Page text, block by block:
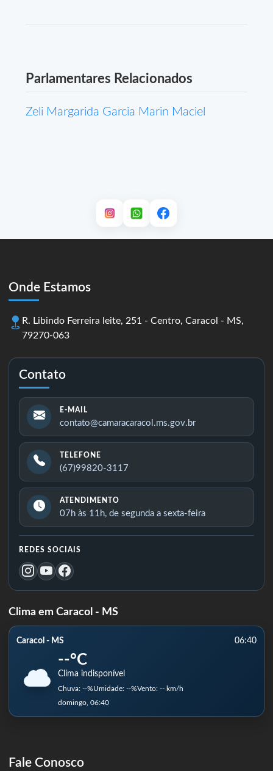
Parlamentares Relacionados
Zeli Margarida Garcia Marin Maciel
Onde Estamos
R. Libindo Ferreira leite, 251 - Centro, Caracol - MS,
79270-063
Contato
E-MAIL
contato@camaracaracol.ms.gov.br
TELEFONE
(67)99820-3117
ATENDIMENTO
07h às 11h, de segunda a sexta-feira
REDES SOCIAIS
Clima em Caracol - MS
Caracol - MS 06:40
--°C
Clima indisponível
Chuva: --%Umidade: --%Vento: -- km/h
domingo, 06:40
Fale Conosco